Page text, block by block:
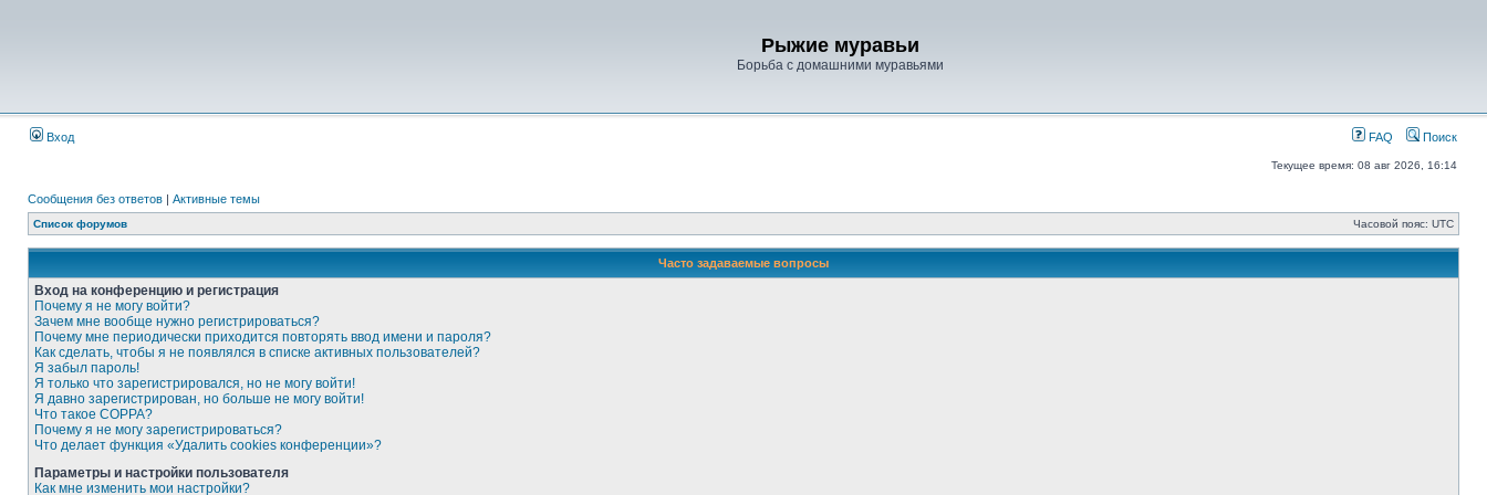
Рыжие муравьи
Борьба с домашними муравьями
Вход FAQ Поиск
Текущее время: 08 авг 2026, 16:14
Сообщения без ответов | Активные темы
Список форумов Часовой пояс: UTC
Часто задаваемые вопросы
Вход на конференцию и регистрация
Почему я не могу войти?
Зачем мне вообще нужно регистрироваться?
Почему мне периодически приходится повторять ввод имени и пароля?
Как сделать, чтобы я не появлялся в списке активных пользователей?
Я забыл пароль!
Я только что зарегистрировался, но не могу войти!
Я давно зарегистрирован, но больше не могу войти!
Что такое COPPA?
Почему я не могу зарегистрироваться?
Что делает функция «Удалить cookies конференции»?
Параметры и настройки пользователя
Как мне изменить мои настройки?